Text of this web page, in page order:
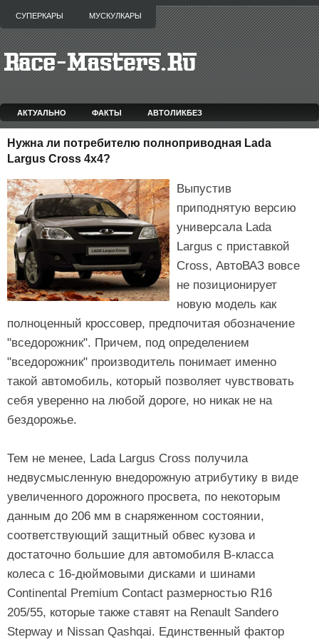
СУПЕРКАРЫ МУСКУЛКАРЫ
АКТУАЛЬНО ФАКТЫ АВТОЛИКБЕЗ
Нужна ли потребителю полноприводная Lada
Largus Cross 4х4?
Выпустив
приподнятую версию
универсала Lada
Largus с приставкой
Cross, АвтоВАЗ вовсе
не позиционирует
новую модель как
полноценный кроссовер, предпочитая обозначение
"вседорожник". Причем, под определением
"вседорожник" производитель понимает именно
такой автомобиль, который позволяет чувствовать
себя уверенно на любой дороге, но никак не на
бездорожье.
Тем не менее, Lada Largus Cross получила
недвусмысленную внедорожную атрибутику в виде
увеличенного дорожного просвета, по некоторым
данным до 206 мм в снаряженном состоянии,
соответствующий защитный обвес кузова и
достаточно большие для автомобиля B-класса
колеса с 16-дюймовыми дисками и шинами
Continental Premium Contact размерностью R16
205/55, которые также ставят на Renault Sandero
Stepway и Nissan Qashqai. Единственный фактор